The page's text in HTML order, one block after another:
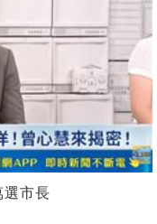
市長